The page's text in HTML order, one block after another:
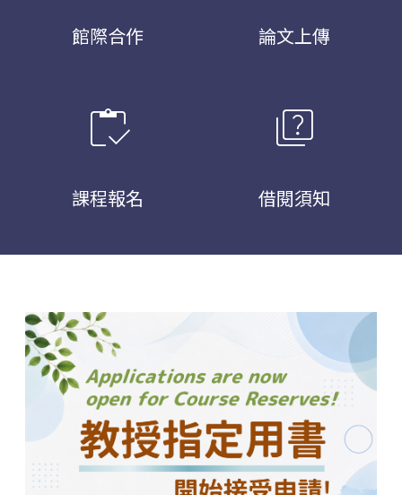
館際合作 論文上傳
inventory
課程報名
quiz
借閱須知